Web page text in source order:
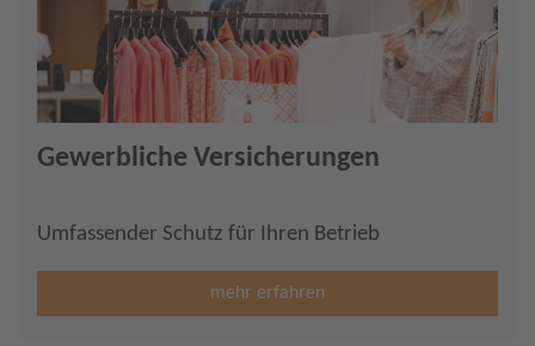
Gewerbliche Versicherungen
Umfassender Schutz für Ihren Betrieb
mehr erfahren